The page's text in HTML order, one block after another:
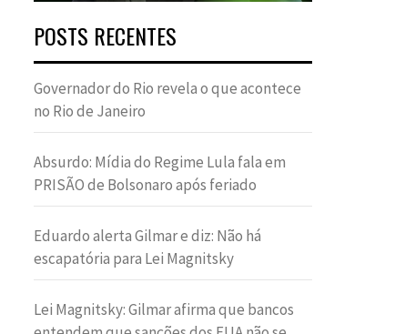
POSTS RECENTES
Governador do Rio revela o que acontece
no Rio de Janeiro
Absurdo: Mídia do Regime Lula fala em
PRISÃO de Bolsonaro após feriado
Eduardo alerta Gilmar e diz: Não há
escapatória para Lei Magnitsky
Lei Magnitsky: Gilmar afirma que bancos